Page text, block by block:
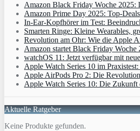
Amazon Black Friday Woche 2025:
Amazon Prime Day 2025: Top-
In-Ear-Kopfhörer im Test:
Smarten Ringe: Kleine Wearables,
Revolution am Ohr: Wie die Apple
Amazon startet Black Friday Woche
watchOS 11: Jetzt verfügbar mit
Apple Watch Series 10 im
Apple AirPods Pro 2: Die
Apple Watch Series 10: Die Zukunft
Aktuelle Ratgeber
Keine Produkte gefunden.